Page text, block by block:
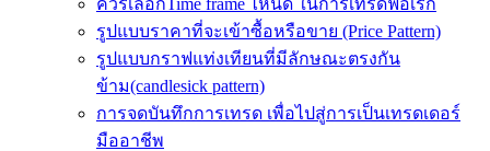
ควรเลือกTime frame ไหนดี ในการเทรดฟอเร็ก
รูปแบบราคาที่จะเข้าซื้อหรือขาย (Price Pattern)
รูปแบบกราฟแท่งเทียนที่มีลักษณะตรงกัน
ข้าม(candlesick pattern)
การจดบันทึกการเทรด เพื่อไปสู่การเป็นเทรดเดอร์
มืออาชีพ